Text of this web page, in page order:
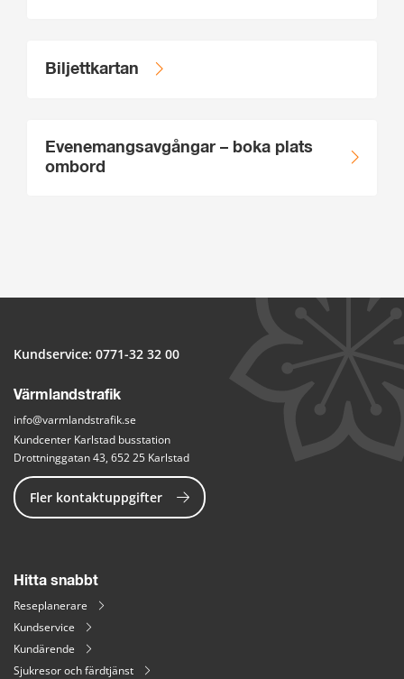
Biljettkartan
Evenemangsavgångar – boka plats
ombord
Kundservice: 0771-32 32 00
Värmlandstrafik
info@varmlandstrafik.se
Kundcenter Karlstad busstation
Drottninggatan 43, 652 25 Karlstad
Fler kontaktuppgifter
Hitta snabbt
Reseplanerare
Kundservice
Kundärende
Sjukresor och färdtjänst